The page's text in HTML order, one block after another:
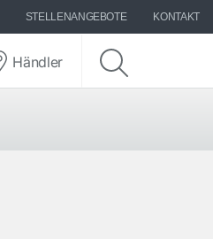
STELLENANGEBOTE KONTAKT
Händler